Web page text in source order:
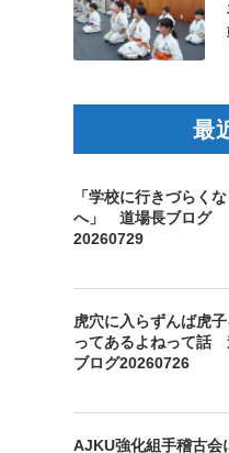
最
「学校に行きづらく
へ」 道場長ブログ
20260729
虎穴に入らずんば虎
ってあるよねって話
ブログ20260726
AJKU強化組手稽古